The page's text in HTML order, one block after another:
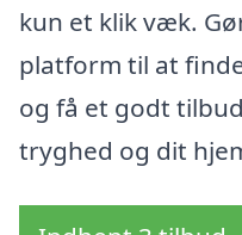
kun et klik væk.
platform til at
og få et godt
tryghed og dit